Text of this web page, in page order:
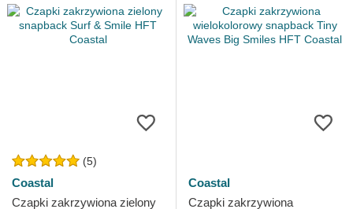
(5)
Coastal
Czapki zakrzywiona zielony
Coastal
Czapki zakrzywiona